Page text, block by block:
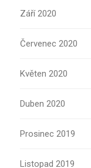
Září 2020
Červenec 2020
Květen 2020
Duben 2020
Prosinec 2019
Listopad 2019